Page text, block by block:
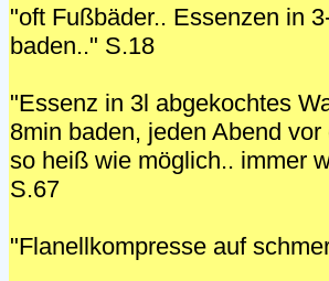
"oft Fußbäder.. Essenzen in
baden.." S.18
"Essenz in 3l abgekochtes
8min baden, jeden Abend
so heiß wie möglich.. immer
S.67
"Flanellkompresse auf